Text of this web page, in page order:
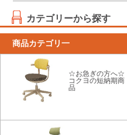
カテゴリーから探す
商品カテゴリ一
☆お急ぎの方へ☆
コクヨの短納期商
品